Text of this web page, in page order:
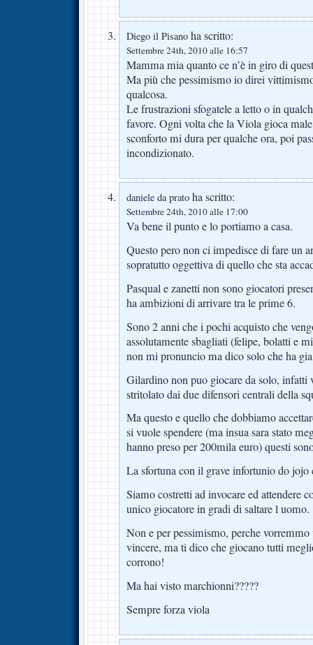
Diego il Pisano ha scritto:
Settembre 24th, 2010 alle 16:57
Mamma mia quanto ce n’è in giro di
Ma più che pessimismo io direi
qualcosa.
Le frustrazioni sfogatele a letto o in
favore. Ogni volta che la Viola gioca
sconforto mi dura per qualche ora, poi
incondizionato.
daniele da prato ha scritto:
Settembre 24th, 2010 alle 17:00
Va bene il punto e lo portiamo a casa.
Questo pero non ci impedisce di fare un
sopratutto oggettiva di quello che sta
Pasqual e zanetti non sono giocatori
ha ambizioni di arrivare tra le prime 6.
Sono 2 anni che i pochi acquisto che
assolutamente sbagliati (felipe, bolatti e
non mi pronuncio ma dico solo che ha
Gilardino non puo giocare da solo, infatti
stritolato dai due difensori centrali della
Ma questo e quello che dobbiamo
si vuole spendere (ma insua sara stato
hanno preso per 200mila euro) questi
La sfortuna con il grave infortunio do
Siamo costretti ad invocare ed attendere
unico giocatore in gradi di saltare l uomo.
Non e per pessimismo, perche
vincere, ma ti dico che giocano tutti
corrono!
Ma hai visto marchionni?????
Sempre forza viola